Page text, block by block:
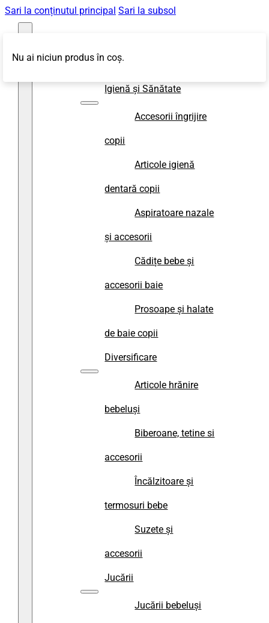
Sari la conținutul principal Sari la subsol
Igienă și Sănătate
Accesorii îngrijire
copii
Articole igienă
dentară copii
Aspiratoare nazale
și accesorii
Cădițe bebe și
accesorii baie
Prosoape și halate
de baie copii
Diversificare
Articole hrănire
bebeluși
Biberoane, tetine si
accesorii
Încălzitoare și
termosuri bebe
Suzete și
accesorii
Jucării
Jucării bebeluși
Nu ai niciun produs în coș.